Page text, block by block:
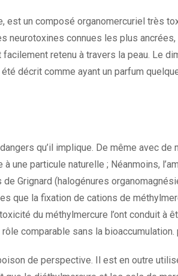
est un composé organomercuriel très
connues les plus
retenu à travers la peau. Le
décrit comme ayant un parfum
qu’il implique. De même avec
particule naturelle ; Néanmoins,
Grignard (halogénures
que la fixation de cations de
du méthylmercure l’ont conduit à
comparable sans la bioaccumulation.
de perspective. Il est en outre